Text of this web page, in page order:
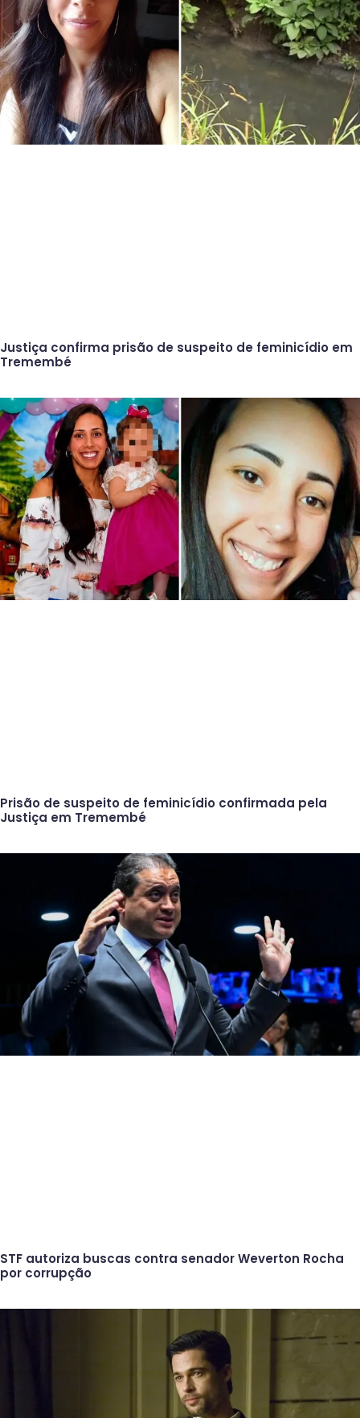
Justiça confirma prisão de suspeito de feminicídio em
Tremembé
Prisão de suspeito de feminicídio confirmada pela
Justiça em Tremembé
STF autoriza buscas contra senador Weverton Rocha
por corrupção